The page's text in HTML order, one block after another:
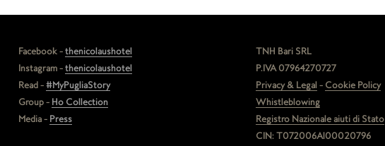
Facebook - thenicolaushotel
Instagram - thenicolaushotel
Read - #MyPugliaStory
Group - Ho Collection
Media - Press
TNH Bari SRL
P.IVA 07964270727
Privacy & Legal - Cookie Policy
Whistleblowing
Registro Nazionale aiuti di Stato
CIN: T072006A100020796